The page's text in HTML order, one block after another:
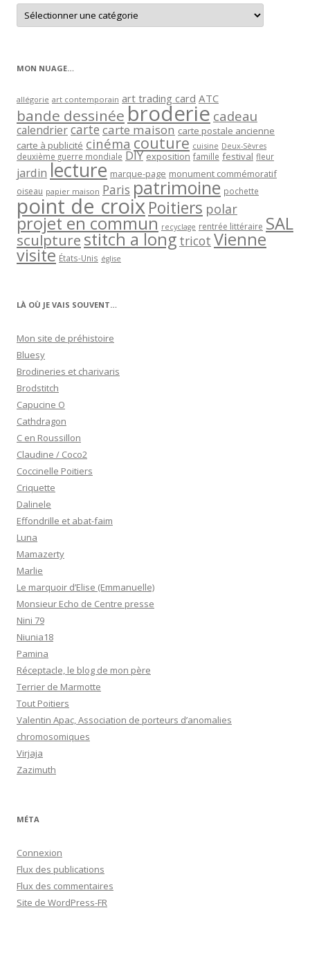
Retrouver
les
articles
MON NUAGE…
allégorie art contemporain art trading card ATC
bande dessinée broderie cadeau
calendriercartecarte maison carte postale ancienne
carte à publicité cinéma couture cuisine Deux-Sèvres
deuxième guerre mondiale DIY exposition famille festival fleur
jardin lecture marque-page monument commémoratif
oiseau papier maison Paris patrimoine pochette
point de croixPoitiers polar
projet en commun recyclage rentrée littéraire SAL
sculpturestitch a long tricot Vienne
visite États-Unis église
LÀ OÙ JE VAIS SOUVENT…
Mon site de préhistoire
Bluesy
Brodineries et charivaris
Brodstitch
Capucine O
Cathdragon
C en Roussillon
Claudine / Coco2
Coccinelle Poitiers
Criquette
Dalinele
Effondrille et abat-faim
Luna
Mamazerty
Marlie
Le marquoir d’Elise (Emmanuelle)
Monsieur Echo de Centre presse
Nini 79
Niunia18
Pamina
Réceptacle, le blog de mon père
Terrier de Marmotte
Tout Poitiers
Valentin Apac, Association de porteurs d’anomalies
chromosomiques
Virjaja
Zazimuth
MÉTA
Connexion
Flux des publications
Flux des commentaires
Site de WordPress-FR